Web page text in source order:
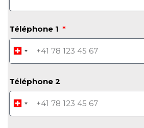
Téléphone 1
Téléphone 2